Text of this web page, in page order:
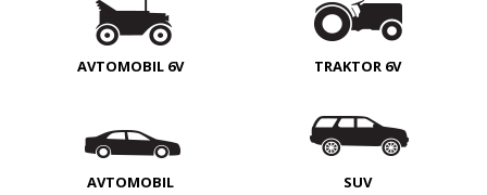
AVTOMOBIL 6V TRAKTOR 6V
AVTOMOBIL SUV